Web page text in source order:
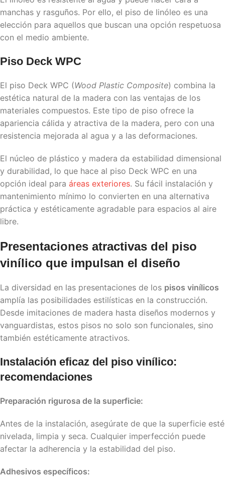
manchas y rasguños. Por ello, el piso de linóleo es una
elección para aquellos que buscan una opción respetuosa
con el medio ambiente.
Piso Deck WPC
El piso Deck WPC (Wood Plastic Composite) combina la
estética natural de la madera con las ventajas de los
materiales compuestos. Este tipo de piso ofrece la
apariencia cálida y atractiva de la madera, pero con una
resistencia mejorada al agua y a las deformaciones.
El núcleo de plástico y madera da estabilidad dimensional
y durabilidad, lo que hace al piso Deck WPC en una
opción ideal para áreas exteriores. Su fácil instalación y
mantenimiento mínimo lo convierten en una alternativa
práctica y estéticamente agradable para espacios al aire
libre.
Presentaciones atractivas del piso
vinílico que impulsan el diseño
La diversidad en las presentaciones de los pisos vinílicos
amplía las posibilidades estilísticas en la construcción.
Desde imitaciones de madera hasta diseños modernos y
vanguardistas, estos pisos no solo son funcionales, sino
también estéticamente atractivos.
Instalación eficaz del piso vinílico:
recomendaciones
Preparación rigurosa de la superficie:
Antes de la instalación, asegúrate de que la superficie esté
nivelada, limpia y seca. Cualquier imperfección puede
afectar la adherencia y la estabilidad del piso.
Adhesivos específicos: